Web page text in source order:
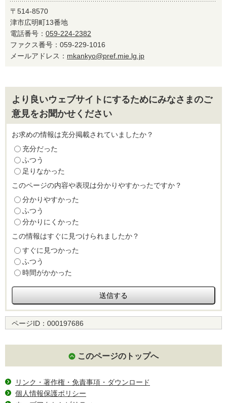
〒514-8570
津市広明町13番地
電話番号： 059-224-2382
ファクス番号：059-229-1016
メールアドレス： mkankyo@pref.mie.lg.jp
より良いウェブサイトにするためにみなさまのご
意見をお聞かせください
お求めの情報は充分掲載されていましたか？
充分だった
ふつう
足りなかった
このページの内容や表現は分かりやすかったですか？
分かりやすかった
ふつう
分かりにくかった
この情報はすぐに見つけられましたか？
すぐに見つかった
ふつう
時間がかかった
ページID： 000197686
このページのトップへ
リンク・著作権・免責事項・ダウンロード
個人情報保護ポリシー